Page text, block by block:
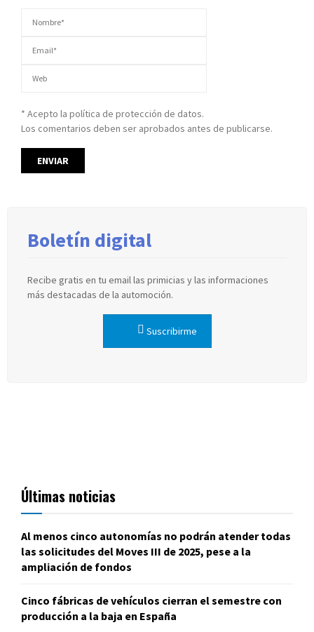
* Acepto la política de protección de datos.
Los comentarios deben ser aprobados antes de publicarse.
Boletín digital
Recibe gratis en tu email las primicias y las informaciones
más destacadas de la automoción.
Suscribirme
Últimas noticias
Al menos cinco autonomías no podrán atender todas
las solicitudes del Moves III de 2025, pese a la
ampliación de fondos
Cinco fábricas de vehículos cierran el semestre con
producción a la baja en España